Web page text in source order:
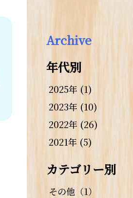
Archive
年代別
2025年 (1)
2023年 (10)
2022年 (26)
2021年 (5)
カテゴリー別
その他（1）